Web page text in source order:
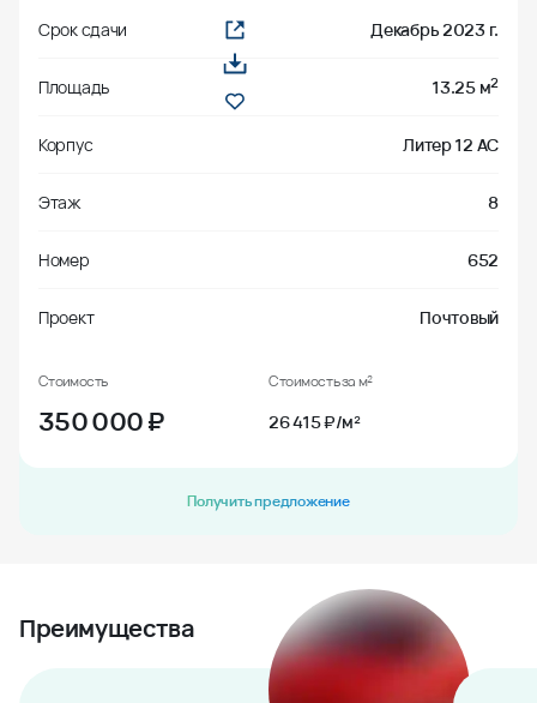
Срок сдачи Декабрь 2023 г.
Площадь 13.25 м2
Корпус Литер 12 АС
Этаж 8
Номер 652
Проект Почтовый
Стоимость
350 000₽
Стоимость за м²
26 415 ₽/м²
Получить предложение
Преимущества